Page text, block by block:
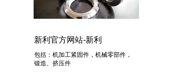
新利官方网站-新利
包括：机加工紧固件，机械零部件，
锻造、挤压件